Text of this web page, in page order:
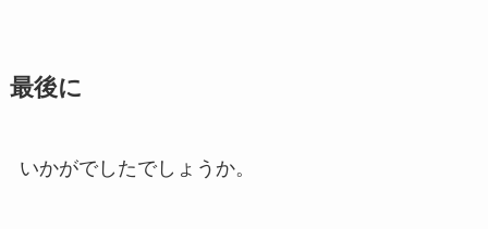
最後に
いかがでしたでしょうか。